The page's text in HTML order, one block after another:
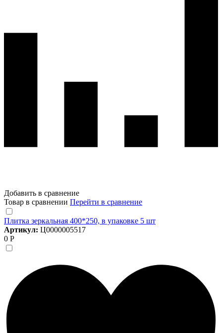
Добавить в сравнение
Товар в сравнении Перейти в сравнение
Плитка зеркальная 400*250, в упаковке 5 шт
Артикул: Ц0000005517
0 Р